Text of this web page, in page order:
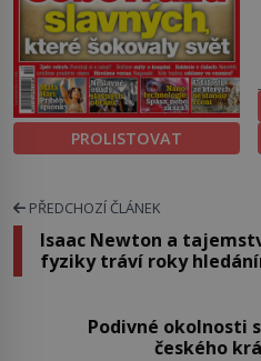
PROLISTOVAT
PŘEDCHOZÍ ČLÁNEK
Isaac Newton a
fyziky tráví roky
Podivné okolnosti
českého